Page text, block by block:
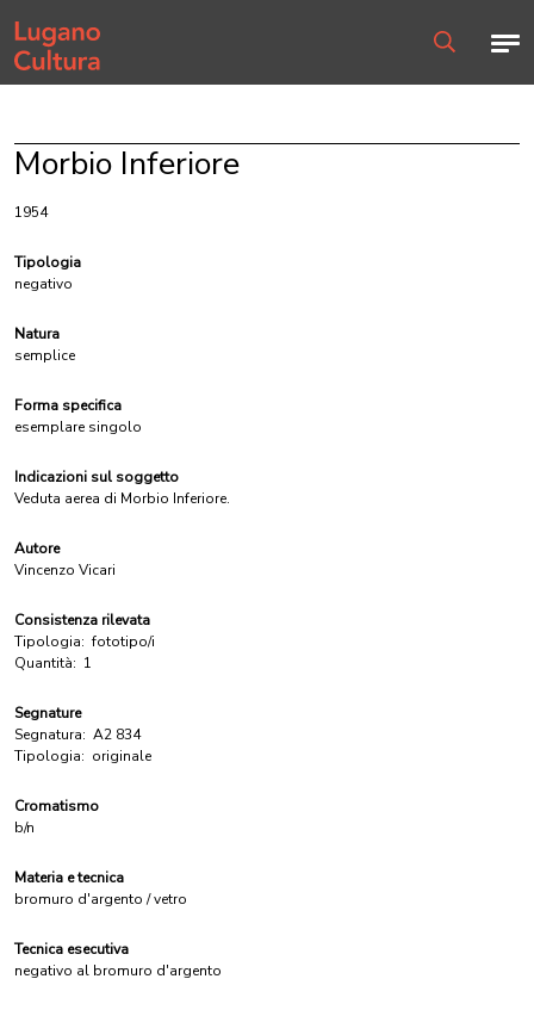
Home page
Morbio Inferiore
1954
Tipologia
negativo
Natura
semplice
Forma specifica
esemplare singolo
Indicazioni sul soggetto
Veduta aerea di Morbio Inferiore.
Autore
Vincenzo Vicari
Consistenza rilevata
Tipologia: fototipo/i
Quantità: 1
Segnature
Segnatura: A2 834
Tipologia: originale
Cromatismo
b/n
Materia e tecnica
bromuro d'argento / vetro
Tecnica esecutiva
negativo al bromuro d'argento